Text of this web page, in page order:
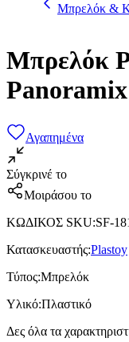
Μπρελόκ &
Μπρελόκ
Αγαπημένα
Σύγκρινέ το
Μοιράσου το
ΚΩΔΙΚΟΣ SKU:SF-
Κατασκευαστής:Plastoy
Τύπος:Μπρελόκ
Υλικό:Πλαστικό
Δες όλα τα